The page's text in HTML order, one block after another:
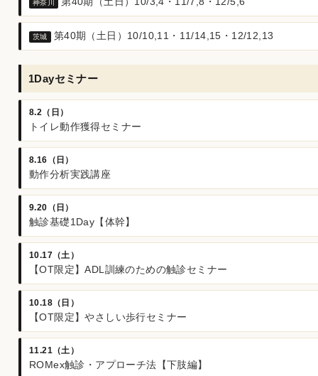
神奈川
茨城 第40期（土日）10/10,11・11/14,15・12/12,13
1Dayセミナー
8.2（日）
トイレ動作獲得セミナー
8.16（日）
動作分析実践講座
9.20（日）
触診基礎1Day【体幹】
10.17（土）
【OT限定】ADL訓練のための触診セミナー
10.18（日）
【OT限定】やさしい歩行セミナー
11.21（土）
ROMex触診・アプローチ法【下肢編】